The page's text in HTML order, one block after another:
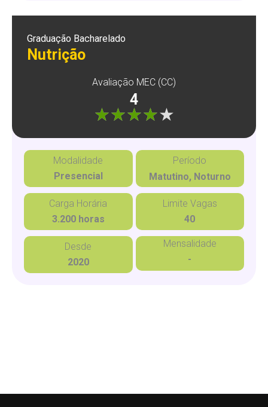
Graduação Bacharelado
Nutrição
Avaliação MEC (CC)
4
Modalidade
Presencial
Período
Matutino, Noturno
Carga Horária
3.200 horas
Limite Vagas
40
Desde
2020
Mensalidade
-